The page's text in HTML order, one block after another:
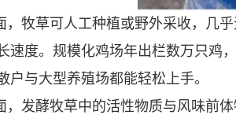
，牧草可人工种植或野外采收，几
速度。规模化鸡场年出栏数万只鸡
户与大型养殖场都能轻松上手。
，发酵牧草中的活性物质与风味前